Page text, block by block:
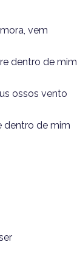
vem
dentro de mim
ossos vento
dentro de mim